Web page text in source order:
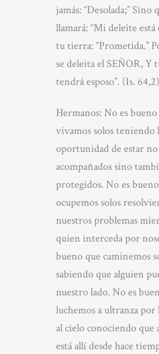
jamás: “Desolada;” Sino
llamará: “Mi deleite está
tu tierra: “Prometida.”
se deleita el SEÑOR, Y
tendrá esposo”. (Is. 64,2)
Hermanos: No es
vivamos solos teniendo
oportunidad de estar
acompañados sino
protegidos. No es
ocupemos solos
nuestros problemas
quien interceda por
bueno que caminemos
sabiendo que alguien
nuestro lado. No es
luchemos a ultranza por
al cielo conociendo que
está allí desde hace